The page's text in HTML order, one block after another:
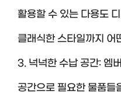
활용할 수 있는 다용도
클래식한 스타일까지 어
3. 넉넉한 수납 공간: 엠
공간으로 필요한 물품들